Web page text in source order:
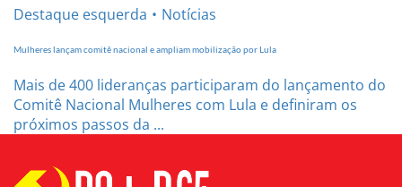
Destaque esquerda Notícias
Mulheres lançam comitê nacional e ampliam mobilização por Lula
Mais de 400 lideranças participaram do lançamento do
Comitê Nacional Mulheres com Lula e definiram os
próximos passos da ...